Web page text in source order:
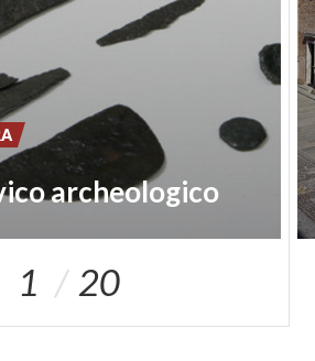
archeologico
1 20